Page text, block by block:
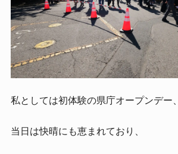
私としては初体験の県庁オープンデー、
当日は快晴にも恵まれており、